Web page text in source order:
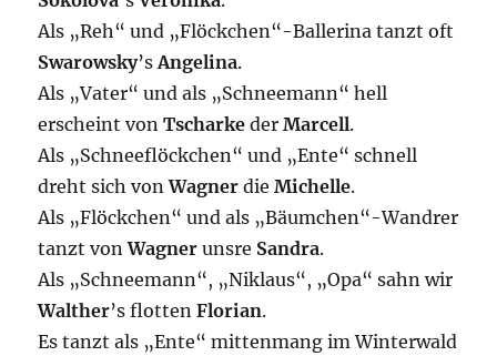
Als „Reh“ und „Flöckchen“-Ballerina tanzt oft
Swarowsky’sAngelina.
Als „Vater“ und als „Schneemann“ hell
erscheint vonTscharke derMarcell.
Als „Schneeflöckchen“ und „Ente“ schnell
dreht sich vonWagner dieMichelle.
Als „Flöckchen“ und als „Bäumchen“-Wandrer
tanzt vonWagner unsre Sandra.
Als „Schneemann“, „Niklaus“, „Opa“ sahn wir
Walther’s flottenFlorian.
Es tanzt als „Ente“ mittenmang im Winterwald